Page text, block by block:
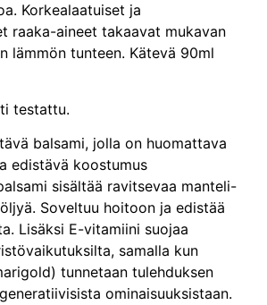
Korkealaatuiset ja
raaka-aineet takaavat mukavan
lämmön tunteen. Kätevä 90ml
testattu.
balsami, jolla on huomattava
edistävä koostumus
sisältää ravitsevaa manteli-
Soveltuu hoitoon ja edistää
Lisäksi E-vitamiini suojaa
samalla kun
tunnetaan tulehduksen
ominaisuuksistaan.